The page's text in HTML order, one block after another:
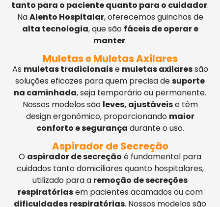
tanto para o paciente quanto para o cuidador.
NaAlento Hospitalar, oferecemos guinchos de
alta tecnologia, que são fáceis de operar e
manter.
Muletas e Muletas Axilares
As muletas tradicionaise muletas axilaressão
soluções eficazes para quem precisa desuporte
na caminhada, seja temporário ou permanente.
Nossos modelos são leves, ajustáveise têm
design ergonômico, proporcionando maior
conforto e segurança durante o uso.
Aspirador de Secreção
O aspirador de secreção é fundamental para
cuidados tanto domiciliares quanto hospitalares,
utilizado para a remoção de secreções
respiratóriasem pacientes acamados ou com
dificuldades respiratórias. Nossos modelos são